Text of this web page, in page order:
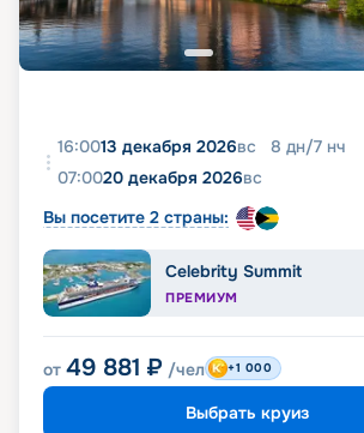
16:0013 декабря 2026вс 8 дн/7 нч
07:0020 декабря 2026вс
Вы посетите 2 страны:
Celebrity Summit
ПРЕМИУМ
от 49 881 ₽ /чел +1 000
Выбрать круиз